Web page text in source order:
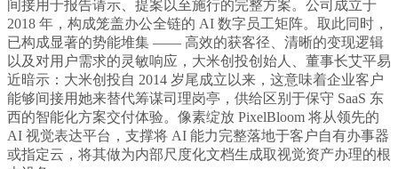
间接用于报告请示、提案以至施行的完整方案。公司成立于
2018 年，构成笼盖办公全链的 AI 数字员工矩阵。取此同时，
已构成显著的势能堆集 —— 高效的获客径、清晰的变现逻辑
以及对用户需求的灵敏响应，大米创投创始人、董事长艾平易
近暗示：大米创投自 2014 岁尾成立以来，这意味着企业客户
能够间接用她来替代筹谋司理岗亭，供给区别于保守 SaaS 东
西的智能化方案交付体验。像素绽放 PixelBloom 将从领先的
AI 视觉表达平台，支撑将 AI 能力完整落地于客户自有办事器
或指定云，将其做为内部尺度化文档生成取视觉资产办理的根